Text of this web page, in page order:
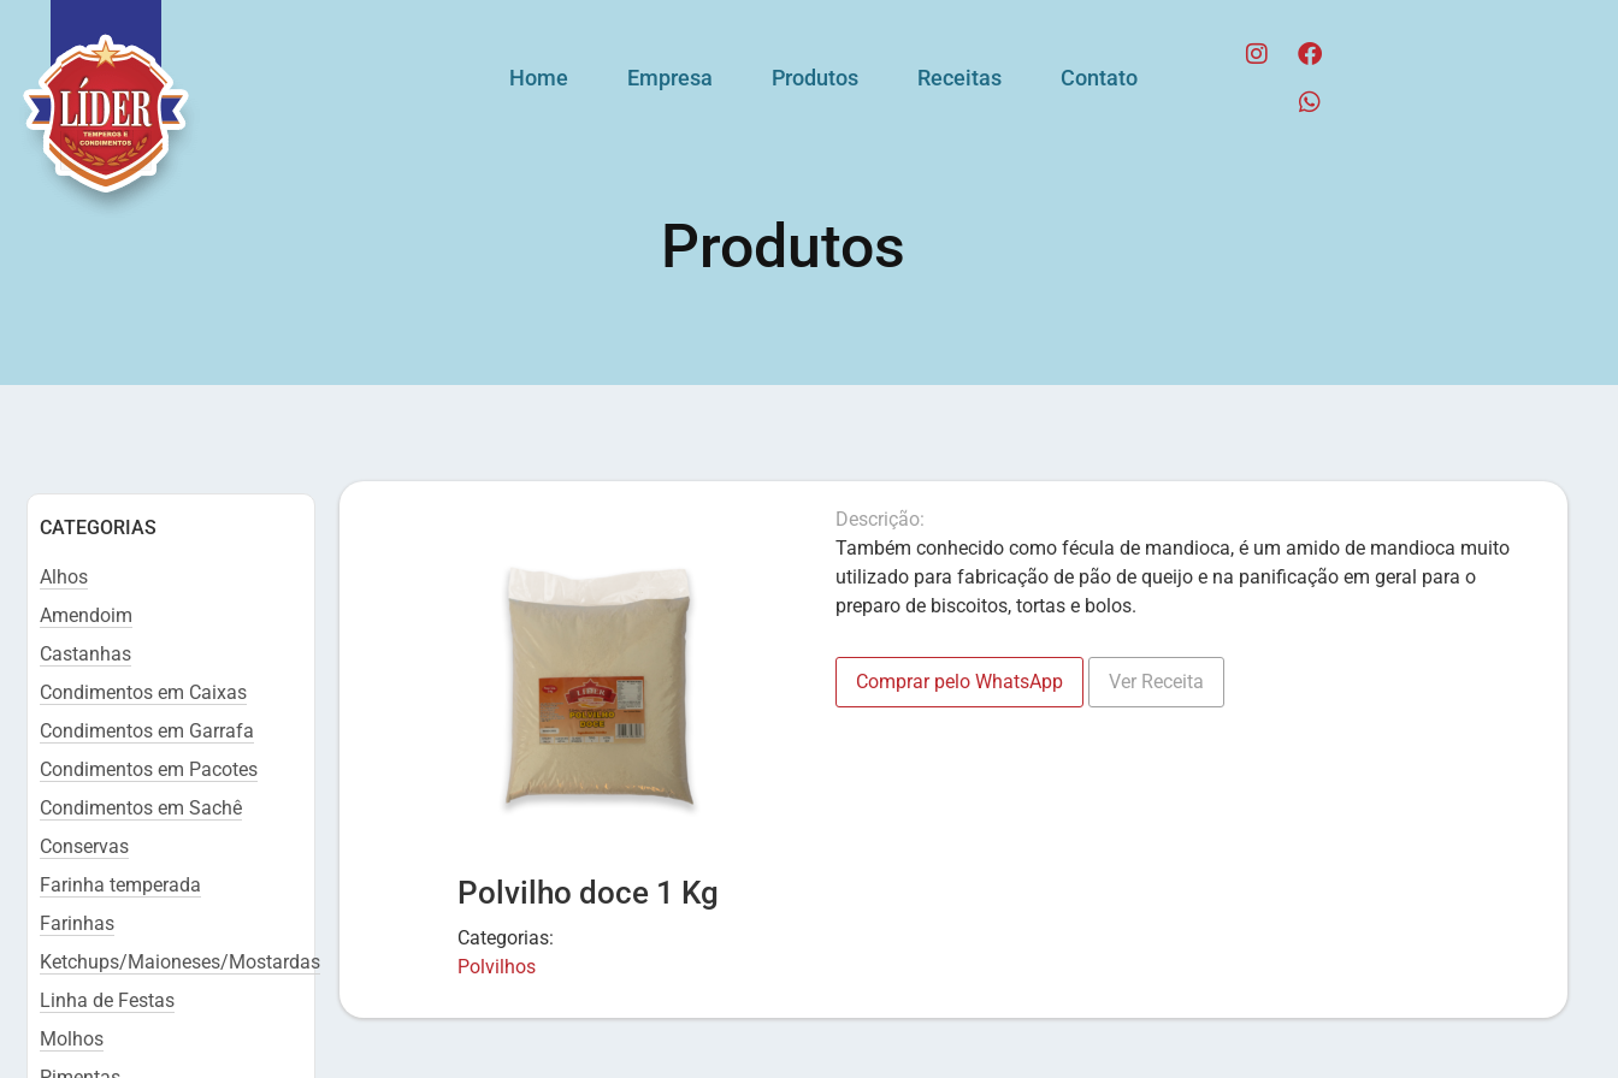
Home Empresa Produtos Receitas Contato
Produtos
CATEGORIAS
Alhos
Amendoim
Castanhas
Condimentos em Caixas
Condimentos em Garrafa
Condimentos em Pacotes
Condimentos em Sachê
Conservas
Farinha temperada
Farinhas
Ketchups/Maioneses/Mostardas
Linha de Festas
Molhos
Polvilho doce 1 Kg
Categorias:
Polvilhos
Descrição:
Também conhecido como fécula de mandioca, é um amido de mandioca muito
utilizado para fabricação de pão de queijo e na panificação em geral para o
preparo de biscoitos, tortas e bolos.
Comprar pelo WhatsApp Ver Receita